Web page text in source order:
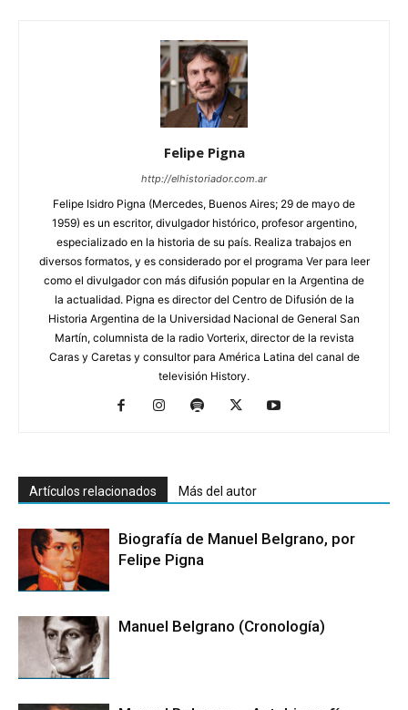
Felipe Pigna
http://elhistoriador.com.ar
Felipe Isidro Pigna (Mercedes, Buenos Aires; 29 de mayo de
1959) es un escritor, divulgador histórico, profesor argentino,
especializado en la historia de su país. Realiza trabajos en
diversos formatos, y es considerado por el programa Ver para leer
como el divulgador con más difusión popular en la Argentina de
la actualidad. Pigna es director del Centro de Difusión de la
Historia Argentina de la Universidad Nacional de General San
Martín, columnista de la radio Vorterix, director de la revista
Caras y Caretas y consultor para América Latina del canal de
televisión History.
Artículos relacionados Más del autor
Biografía de Manuel Belgrano, por
Felipe Pigna
Manuel Belgrano (Cronología)